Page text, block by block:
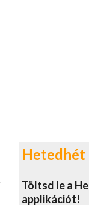
Hetedhét
Töltsd le a
applikációt!